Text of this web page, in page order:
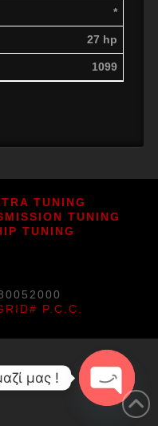
*
27 hp
1099
TUNING
TUNING
TUNING
P.C.C.
μας !
Open